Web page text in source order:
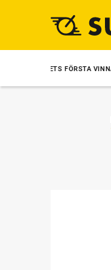
JETS FÖRSTA VINNARE